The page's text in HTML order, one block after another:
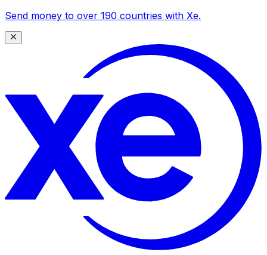
Send money to over 190 countries with Xe.